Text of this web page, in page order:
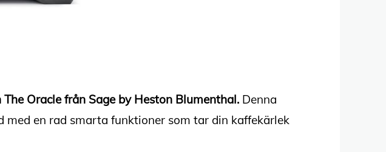
Oracle från Sage by Heston Blumenthal. Denna
med en rad smarta funktioner som tar din kaffekärlek